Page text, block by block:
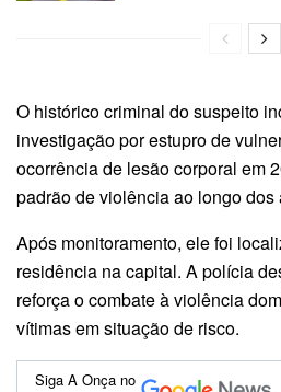
O histórico criminal do suspeito
investigação por estupro de
ocorrência de lesão corporal em
padrão de violência ao longo dos
Após monitoramento, ele foi
residência na capital. A polícia
reforça o combate à violência
vítimas em situação de risco.
Siga A Onça no